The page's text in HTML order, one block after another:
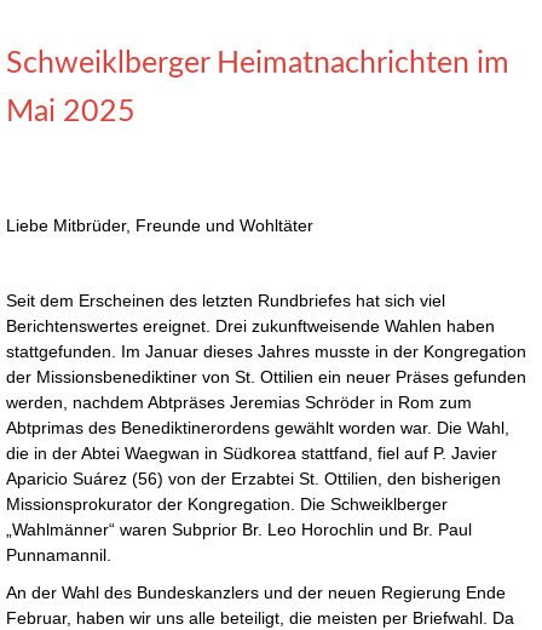
Schweiklberger Heimatnachrichten im
Mai 2025
Liebe Mitbrüder, Freunde und Wohltäter
Seit dem Erscheinen des letzten Rundbriefes hat sich viel
Berichtenswertes ereignet. Drei zukunftweisende Wahlen haben
stattgefunden. Im Januar dieses Jahres musste in der Kongregation
der Missionsbenediktiner von St. Ottilien ein neuer Präses gefunden
werden, nachdem Abtpräses Jeremias Schröder in Rom zum
Abtprimas des Benediktinerordens gewählt worden war. Die Wahl,
die in der Abtei Waegwan in Südkorea stattfand, fiel auf P. Javier
Aparicio Suárez (56) von der Erzabtei St. Ottilien, den bisherigen
Missionsprokurator der Kongregation. Die Schweiklberger
„Wahlmänner“ waren Subprior Br. Leo Horochlin und Br. Paul
Punnamannil.
An der Wahl des Bundeskanzlers und der neuen Regierung Ende
Februar, haben wir uns alle beteiligt, die meisten per Briefwahl. Da